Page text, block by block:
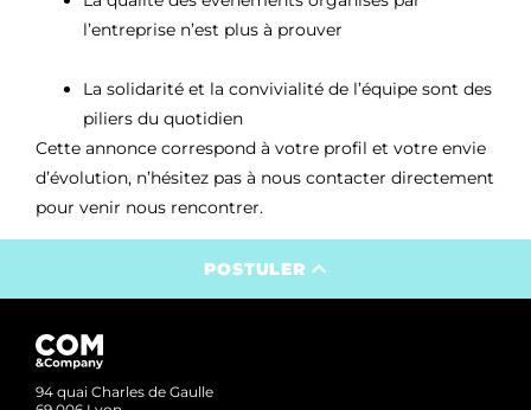
l’entreprise n’est plus à prouver
La solidarité et la convivialité de l’équipe sont des
piliers du quotidien
Cette annonce correspond à votre profil et votre envie
d’évolution, n’hésitez pas à nous contacter directement
pour venir nous rencontrer.
POSTULER
94 quai Charles de Gaulle